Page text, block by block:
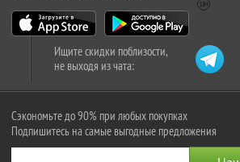
Ищите скидки поблизости,
не выходя из чата:
Сэкономьте до 90% при любых покупках
Подпишитесь на самые выгодные предложения